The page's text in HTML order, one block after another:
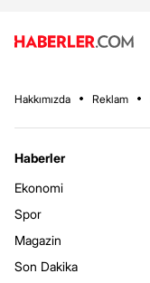
Hakkımızda Reklam
Haberler
Ekonomi
Spor
Magazin
Son Dakika